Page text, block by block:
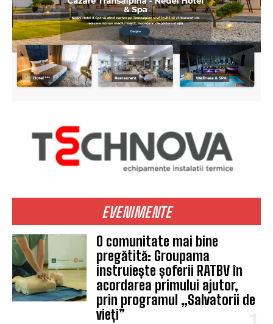
EVENIMENTE
O comunitate mai bine
pregătită: Groupama
instruiește șoferii RATBV în
acordarea primului ajutor,
prin programul „Salvatorii de
vieți”